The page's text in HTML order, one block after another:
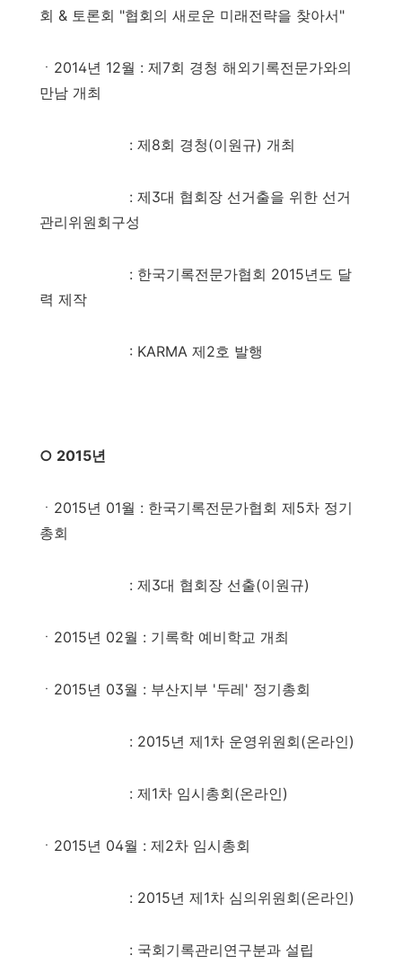
회 & 토론회 "협회의 새로운 미래전략을 찾아서"
ㆍ2014년 12월 : 제7회 경청 해외기록전문가와의
만남 개최
: 제8회 경청(이원규) 개최
: 제3대 협회장 선거출을 위한 선거
관리위원회구성
: 한국기록전문가협회 2015년도 달
력 제작
: KARMA 제2호 발행
○ 2015년
ㆍ2015년 01월 : 한국기록전문가협회 제5차 정기
총회
: 제3대 협회장 선출(이원규)
ㆍ2015년 02월 : 기록학 예비학교 개최
ㆍ2015년 03월 : 부산지부 '두레' 정기총회
: 2015년 제1차 운영위원회(온라인)
: 제1차 임시총회(온라인)
ㆍ2015년 04월 : 제2차 임시총회
: 2015년 제1차 심의위원회(온라인)
: 국회기록관리연구분과 설립